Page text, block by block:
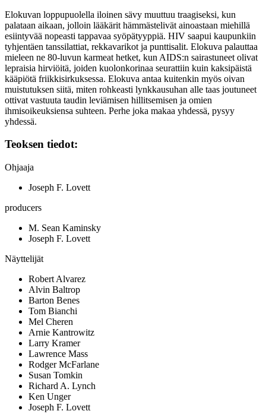
Elokuvan loppupuolella iloinen sävy muuttuu traagiseksi, kun
palataan aikaan, jolloin lääkärit hämmästelivät ainoastaan miehillä
esiintyvää nopeasti tappavaa syöpätyyppiä. HIV saapui kaupunkiin
tyhjentäen tanssilattiat, rekkavarikot ja punttisalit. Elokuva palauttaa
mieleen ne 80‑luvun karmeat hetket, kun AIDS:n sairastuneet olivat
lepraisia hirviöitä, joiden kuolonkorinaa seurattiin kuin kaksipäistä
kääpiötä friikkisirkuksessa. Elokuva antaa kuitenkin myös oivan
muistutuksen siitä, miten rohkeasti lynkkausuhan alle taas joutuneet
ottivat vastuuta taudin leviämisen hillitsemisen ja omien
ihmisoikeuksiensa suhteen. Perhe joka makaa yhdessä, pysyy
yhdessä.
Teoksen tiedot:
Ohjaaja
Joseph F. Lovett
producers
M. Sean Kaminsky
Joseph F. Lovett
Näyttelijät
Robert Alvarez
Alvin Baltrop
Barton Benes
Tom Bianchi
Mel Cheren
Arnie Kantrowitz
Larry Kramer
Lawrence Mass
Rodger McFarlane
Susan Tomkin
Richard A. Lynch
Ken Unger
Joseph F. Lovett